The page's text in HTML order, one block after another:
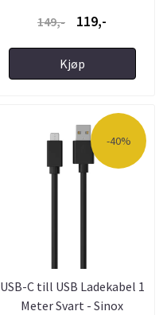
149,-
119,-
Kjøp
-40%
USB-C till USB Ladekabel 1
Meter Svart - Sinox